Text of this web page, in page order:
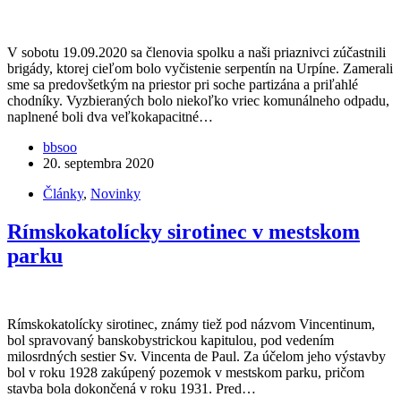
V sobotu 19.09.2020 sa členovia spolku a naši priaznivci zúčastnili
brigády, ktorej cieľom bolo vyčistenie serpentín na Urpíne. Zamerali
sme sa predovšetkým na priestor pri soche partizána a priľahlé
chodníky. Vyzbieraných bolo niekoľko vriec komunálneho odpadu,
naplnené boli dva veľkokapacitné…
bbsoo
20. septembra 2020
Články, Novinky
Rímskokatolícky sirotinec v mestskom
parku
Rímskokatolícky sirotinec, známy tiež pod názvom Vincentinum,
bol spravovaný banskobystrickou kapitulou, pod vedením
milosrdných sestier Sv. Vincenta de Paul. Za účelom jeho výstavby
bol v roku 1928 zakúpený pozemok v mestskom parku, pričom
stavba bola dokončená v roku 1931. Pred…